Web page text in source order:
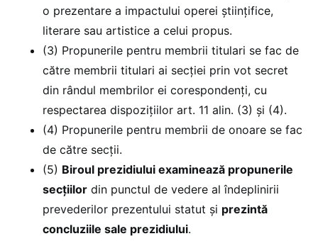
o prezentare a impactului operei științifice,
literare sau artistice a celui propus.
(3) Propunerile pentru membrii titulari se fac de
către membrii titulari ai secției prin vot secret
din rândul membrilor ei corespondenți, cu
respectarea dispozițiilor art. 11 alin. (3) și (4).
(4) Propunerile pentru membrii de onoare se fac
de către secții.
(5) Biroul prezidiului examinează propunerile
secțiilor din punctul de vedere al îndeplinirii
prevederilor prezentului statut și prezintă
concluziile sale prezidiului.